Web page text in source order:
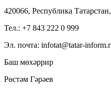
420066, Республика
Тел.: +7 843 222 0 999
Эл. почта: infotat@tatar-
Баш мөхәррир
Рөстәм Гәрәев